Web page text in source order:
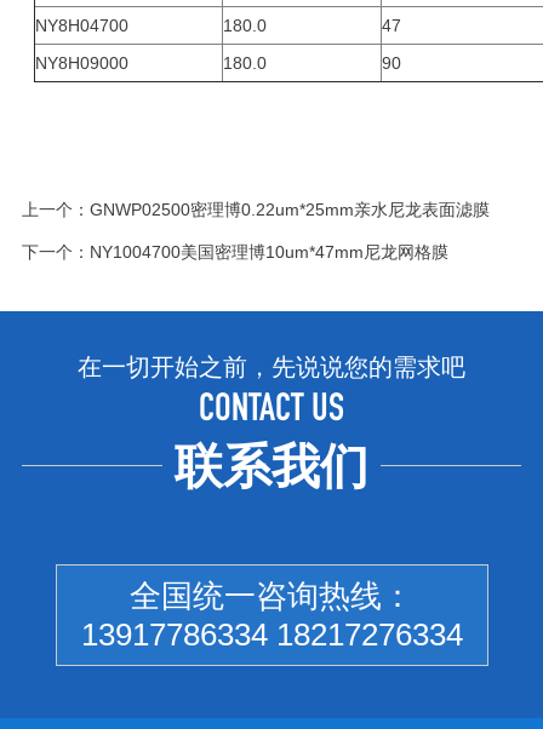
NY8H04700
180.0
47
NY8H09000
180.0 90
上一个： GNWP02500密理博0.22um*25mm亲水尼龙表面滤膜
下一个： NY1004700美国密理博10um*47mm尼龙网格膜
在一切开始之前，先说说您的需求吧
CONTACT US
联系我们
全国统一咨询热线：
13917786334 18217276334